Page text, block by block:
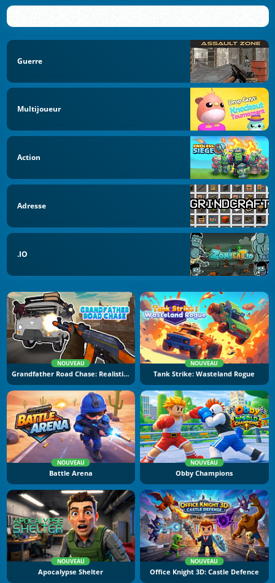
Guerre
Multijoueur
Action
Adresse
.IO
NOUVEAU
Grandfather Road Chase: Realistic Shooter
NOUVEAU
Tank Strike: Wasteland Rogue
NOUVEAU
Battle Arena
NOUVEAU
Obby Champions
NOUVEAU
Apocalypse Shelter
NOUVEAU
Office Knight 3D: Castle Defence